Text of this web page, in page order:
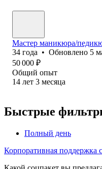
Мастер маникюра/
34 года • Обновлено 5
50 000 ₽
Общий опыт
14 лет 3 месяца
Быстрые
Полный день
Корпоративная поддержка